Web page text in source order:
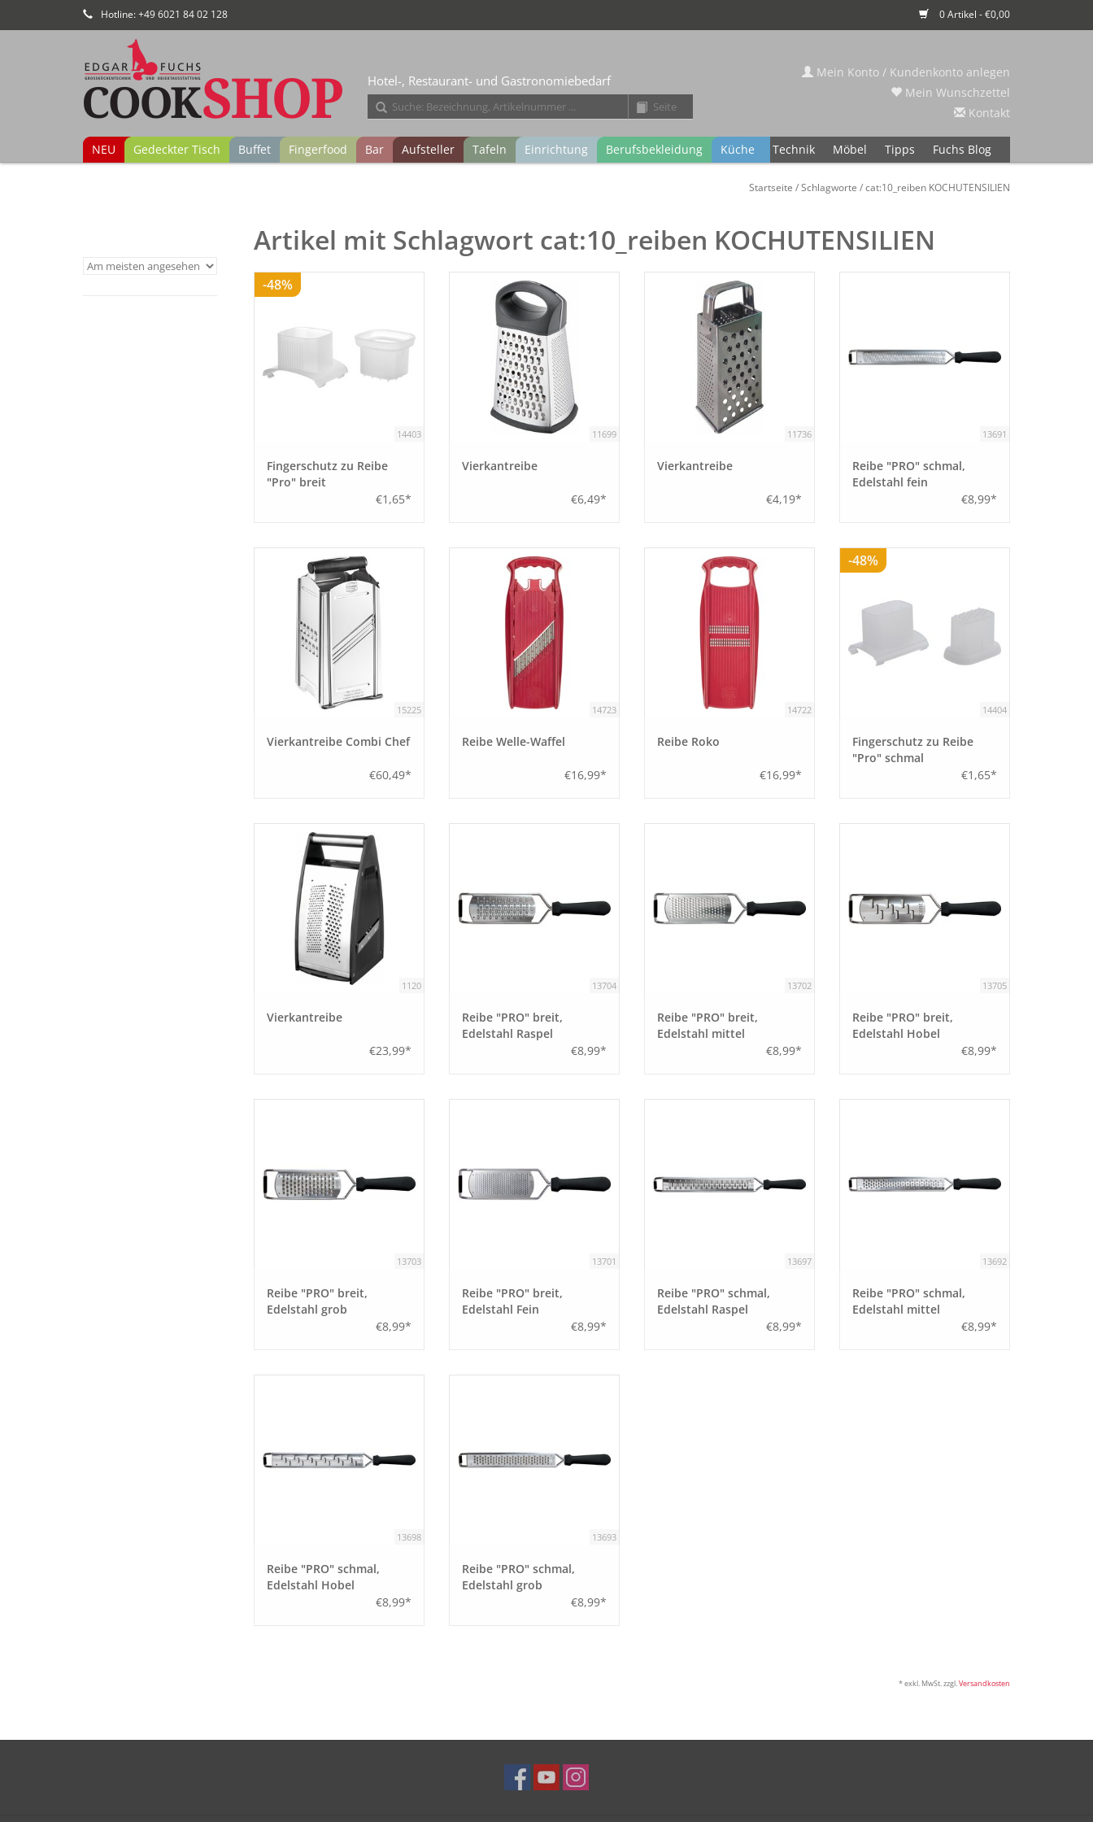
Hotline: +49 6021 84 02 128 0 Artikel - €0,00
Hotel-, Restaurant- und Gastronomiebedarf
NEU Gedeckter Tisch Buffet Fingerfood Bar Aufsteller Tafeln Einrichtung Berufsbekleidung Küche Technik Möbel Tipps Fuchs Blog
Mein Konto / Kundenkonto anlegen
Mein Wunschzettel
Kontakt
Startseite /Schlagworte /cat:10_reiben KOCHUTENSILIEN
Artikel mit Schlagwort cat:10_reiben KOCHUTENSILIEN
-48%
14403
Fingerschutz zu Reibe
"Pro" breit
€1,65*
11699
Vierkantreibe
€6,49*
11736
Vierkantreibe
€4,19*
13691
Reibe "PRO" schmal,
Edelstahl fein
€8,99*
15225
Vierkantreibe Combi Chef
€60,49*
14723
Reibe Welle-Waffel
€16,99*
14722
Reibe Roko
€16,99*
-48%
14404
Fingerschutz zu Reibe
"Pro" schmal
€1,65*
1120
Vierkantreibe
€23,99*
13704
Reibe "PRO" breit,
Edelstahl Raspel
€8,99*
13702
Reibe "PRO" breit,
Edelstahl mittel
€8,99*
13705
Reibe "PRO" breit,
Edelstahl Hobel
€8,99*
13703
Reibe "PRO" breit,
Edelstahl grob
€8,99*
13701
Reibe "PRO" breit,
Edelstahl Fein
€8,99*
13697
Reibe "PRO" schmal,
Edelstahl Raspel
€8,99*
13692
Reibe "PRO" schmal,
Edelstahl mittel
€8,99*
13698
Reibe "PRO" schmal,
Edelstahl Hobel
€8,99*
13693
Reibe "PRO" schmal,
Edelstahl grob
€8,99*
* exkl. MwSt. zzgl. Versandkosten